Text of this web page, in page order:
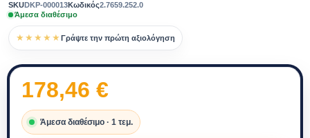
SKUDKP-000013Κωδικός2.7659.252.0
Άμεσα διαθέσιμο
★★★★★Γράψτε την πρώτη αξιολόγηση
178,46 €
Άμεσα διαθέσιμο · 1 τεμ.